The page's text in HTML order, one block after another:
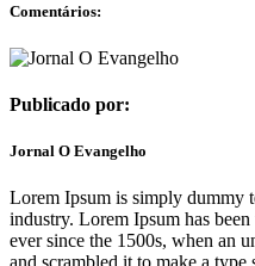
Comentários:
Publicado por:
Jornal O Evangelho
Lorem Ipsum is simply dummy
industry. Lorem Ipsum has
ever since the 1500s, when an